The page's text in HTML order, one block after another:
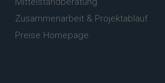
Zusammenarbeit & Projektablauf
Preise Homepage